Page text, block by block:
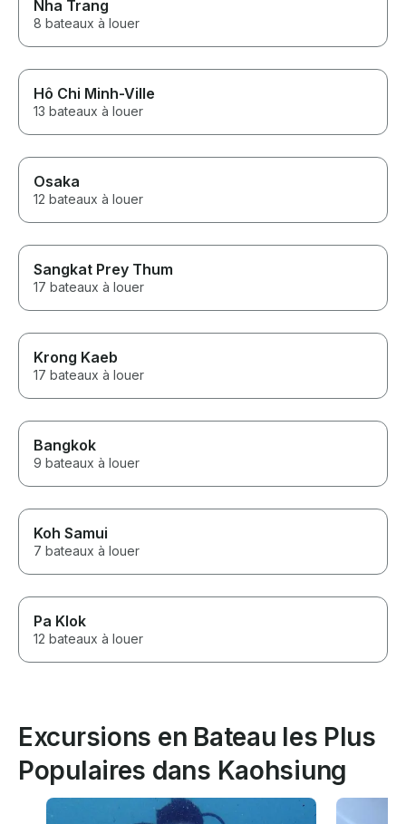
Nha Trang
8 bateaux à louer
Hô Chi Minh-Ville
13 bateaux à louer
Osaka
12 bateaux à louer
Sangkat Prey Thum
17 bateaux à louer
Krong Kaeb
17 bateaux à louer
Bangkok
9 bateaux à louer
Koh Samui
7 bateaux à louer
Pa Klok
12 bateaux à louer
Excursions en Bateau les Plus
Populaires dans Kaohsiung